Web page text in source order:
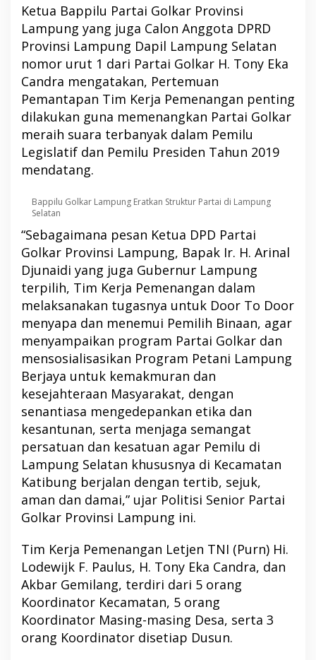
Ketua Bappilu Partai Golkar Provinsi
Lampung yang juga Calon Anggota DPRD
Provinsi Lampung Dapil Lampung Selatan
nomor urut 1 dari Partai Golkar H. Tony Eka
Candra mengatakan, Pertemuan
Pemantapan Tim Kerja Pemenangan penting
dilakukan guna memenangkan Partai Golkar
meraih suara terbanyak dalam Pemilu
Legislatif dan Pemilu Presiden Tahun 2019
mendatang.
Bappilu Golkar Lampung Eratkan Struktur Partai di Lampung
Selatan
“Sebagaimana pesan Ketua DPD Partai
Golkar Provinsi Lampung, Bapak Ir. H. Arinal
Djunaidi yang juga Gubernur Lampung
terpilih, Tim Kerja Pemenangan dalam
melaksanakan tugasnya untuk Door To Door
menyapa dan menemui Pemilih Binaan, agar
menyampaikan program Partai Golkar dan
mensosialisasikan Program Petani Lampung
Berjaya untuk kemakmuran dan
kesejahteraan Masyarakat, dengan
senantiasa mengedepankan etika dan
kesantunan, serta menjaga semangat
persatuan dan kesatuan agar Pemilu di
Lampung Selatan khususnya di Kecamatan
Katibung berjalan dengan tertib, sejuk,
aman dan damai,” ujar Politisi Senior Partai
Golkar Provinsi Lampung ini.
Tim Kerja Pemenangan Letjen TNI (Purn) Hi.
Lodewijk F. Paulus, H. Tony Eka Candra, dan
Akbar Gemilang, terdiri dari 5 orang
Koordinator Kecamatan, 5 orang
Koordinator Masing-masing Desa, serta 3
orang Koordinator disetiap Dusun.